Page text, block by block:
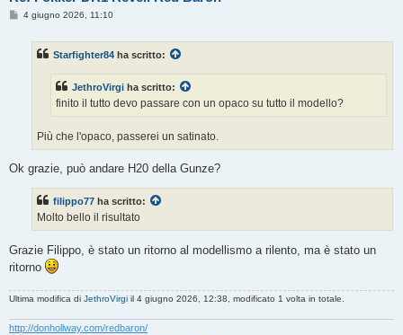
M4 giugno 2026, 11:10
Starfighter84 ha scritto:
JethroVirgi ha scritto:
finito il tutto devo passare con un opaco su tutto il modello?
Più che l'opaco, passerei un satinato.
Ok grazie, può andare H20 della Gunze?
filippo77 ha scritto:
Molto bello il risultato
Grazie Filippo, è stato un ritorno al modellismo a rilento, ma è stato un
ritorno
Ultima modifica di JethroVirgi il 4 giugno 2026, 12:38, modificato 1 volta in totale.
http://donhollway.com/redbaron/